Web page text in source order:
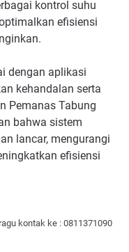
kontrol suhu
efisiensi
dengan aplikasi
kehandalan serta
Pemanas Tabung
bahwa sistem
lancar, mengurangi
efisiensi
kontak ke : 0811371090